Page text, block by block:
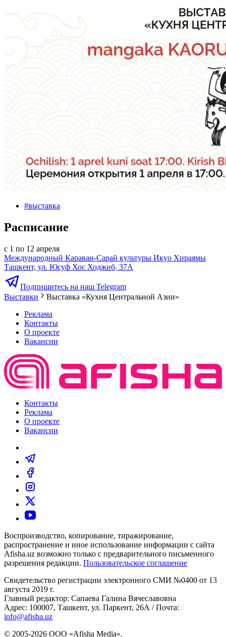
#выставка
Расписание
с 1 по 12 апреля
Международный Караван-Сарай культуры Икуо Хираямы
Ташкент, ул. Юсуф Хос Ходжиб, 37А
Подпишитесь на наш Telegram
Выставки
Выставка «Кухня Центральной Азии»
Реклама
Контакты
О проекте
Вакансии
Контакты
Реклама
О проекте
Вакансии
Воспроизводство, копирование, тиражирование,
распространение и иное использование информации с сайта
Afisha.uz возможно только с предварительного письменного
разрешения редакции. Пользовательское соглашение
Свидетельство регистрации электронного СМИ №0400 от 13
августа 2019 г.
Главный редактор: Сапаева Галина Вячеславовна
Адрес: 100007, Ташкент, ул. Паркент, 26А / Почта:
info@afisha.uz
© 2005-2026 ООО «Afisha Media».